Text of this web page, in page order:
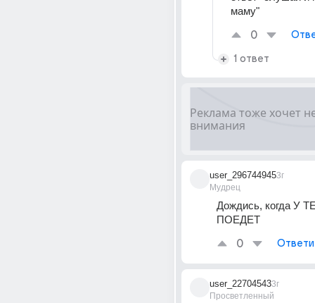
маму"
0
1 ответ
user_296744945
Мудрец
3г
Дождись, когда У
ПОЕДЕТ
0
user_22704543
Просветленный
3г